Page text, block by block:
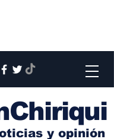
y opinión